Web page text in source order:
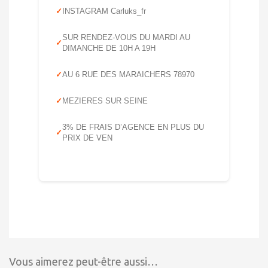
INSTAGRAM Carluks_fr
SUR RENDEZ-VOUS DU MARDI AU
DIMANCHE DE 10H A 19H
AU 6 RUE DES MARAICHERS 78970
MEZIERES SUR SEINE
3% DE FRAIS D’AGENCE EN PLUS DU
PRIX DE VEN
Vous aimerez peut-être aussi…